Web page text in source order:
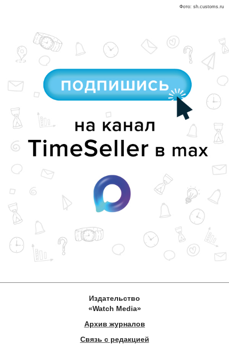
Фото: sh.customs.ru
Издательство
«Watch Media»
Архив журналов
Связь с редакцией